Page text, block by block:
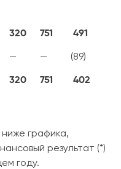
320 751 491
— — (89)
320 751 402
графика,
результат (*)
году.